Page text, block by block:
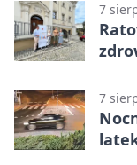
7
7